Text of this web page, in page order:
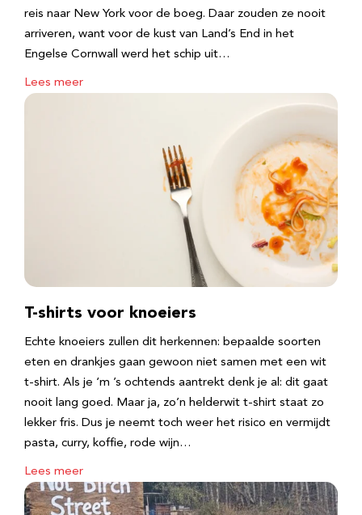
reis naar New York voor de boeg. Daar zouden ze nooit
arriveren, want voor de kust van Land’s End in het
Engelse Cornwall werd het schip uit…
Lees meer
T-shirts voor knoeiers
Echte knoeiers zullen dit herkennen: bepaalde soorten
eten en drankjes gaan gewoon niet samen met een wit
t-shirt. Als je ‘m ’s ochtends aantrekt denk je al: dit gaat
nooit lang goed. Maar ja, zo’n helderwit t-shirt staat zo
lekker fris. Dus je neemt toch weer het risico en vermijdt
pasta, curry, koffie, rode wijn…
Lees meer